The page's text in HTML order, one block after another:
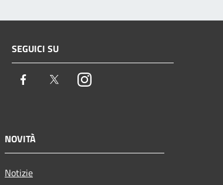
SEGUICI SU
Facebook TwitterInstagram
NOVITÀ
Notizie